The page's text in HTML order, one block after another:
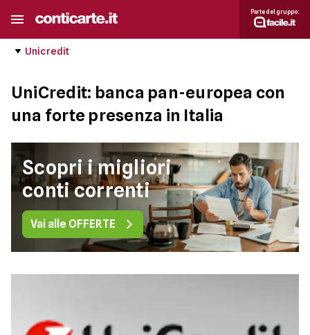
Parte del gruppo:
Unicredit
UniCredit: banca pan-europea con
una forte presenza in Italia
Scopri i migliori
conti correnti
Vai alle OFFERTE